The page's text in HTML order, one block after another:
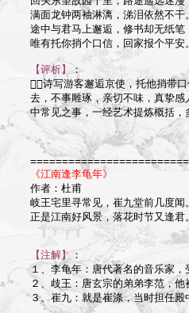
满面龙钟两袖淋漓，涕泪依然不干
途中与君马上邂逅，修书却无纸笔
唯有托你捎个口信，回家报个平安
【评析】：
诗写游客邂逅京使，托他捎带
去，不事雕琢，亲切不味，真挚
中常见之事，一经艺术提炼概括
《江南逢李龟年》
作者：杜甫
岐王宅里寻常见，崔九堂前几度闻
正是江南好风景，落花时节又逢君
【注解】 ：
１、李龟年：唐代著名的音乐家
２、歧王：唐玄宗的弟弟李范，他
３、崔九：就是崔涤，当时担任殿